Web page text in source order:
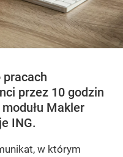
pracach
przez 10 godzin
Makler
ING.
w którym